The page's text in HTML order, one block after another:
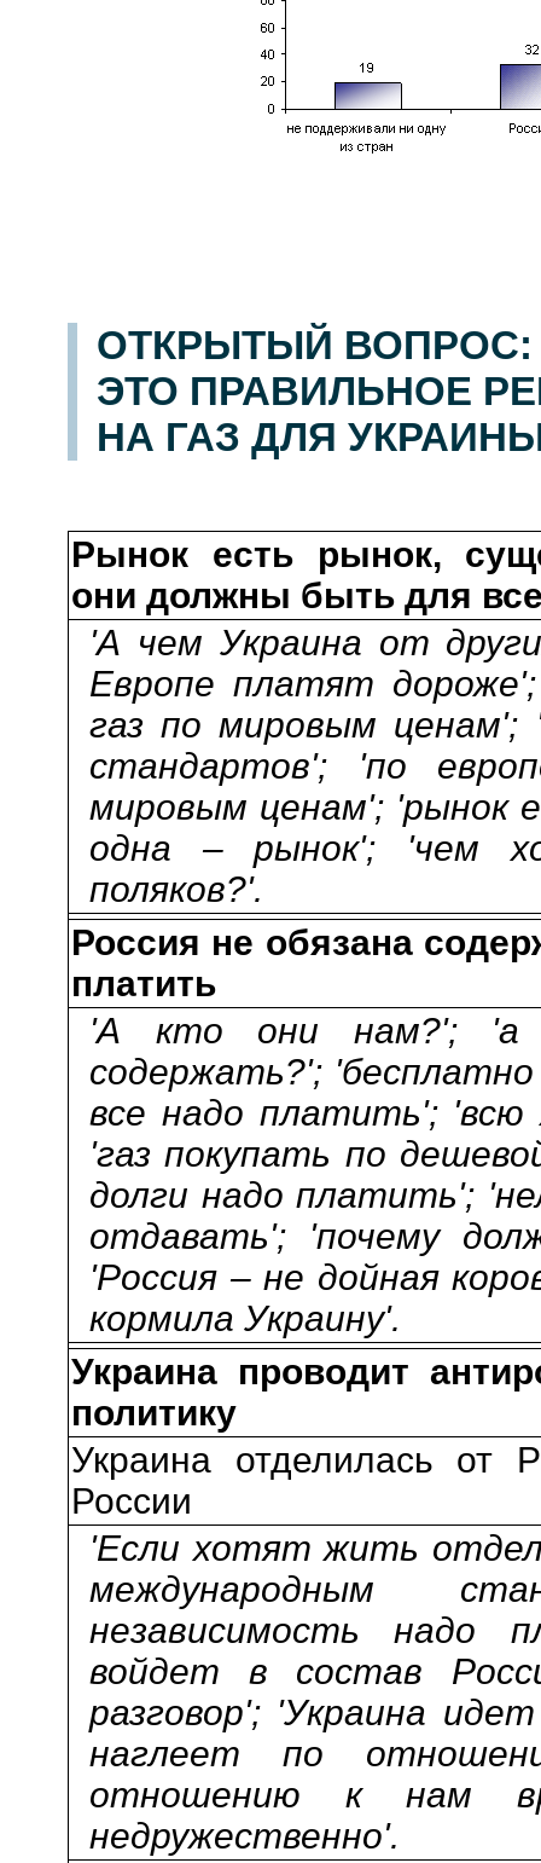
ОТКРЫТЫЙ ВОПРОС:
ЭТО ПРАВИЛЬНОЕ
НА ГАЗ ДЛЯ
Рынок есть рынок,
они должны быть для
'А чем Украина от
Европе платят
газ по мировым
стандартов'; 'по
мировым ценам'; 'рынок
одна – рынок'; 'чем
поляков?'.
Россия не обязана
платить
'А кто они нам?'; 'а
содержать?';
все надо платить';
'газ покупать по
долги надо платить';
отдавать'; 'почему
'Россия – не дойная
кормила Украину'.
Украина проводит
политику
Украина отделилась от
России
'Если хотят жить
международным
независимость надо
войдет в состав
разговор'; 'Украина
наглеет по
отношению к нам
недружественно'.